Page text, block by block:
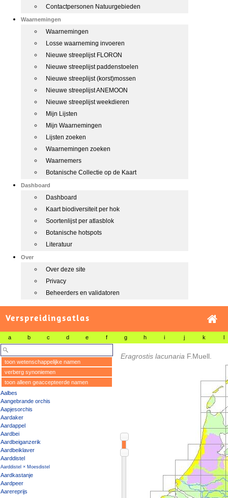
Contactpersonen Natuurgebieden
Waarnemingen
Waarnemingen
Losse waarneming invoeren
Nieuwe streeplijst FLORON
Nieuwe streeplijst paddenstoelen
Nieuwe streeplijst (korst)mossen
Nieuwe streeplijst ANEMOON
Nieuwe streeplijst weekdieren
Mijn Lijsten
Mijn Waarnemingen
Lijsten zoeken
Waarnemingen zoeken
Waarnemers
Botanische Collectie op de Kaart
Dashboard
Dashboard
Kaart biodiversiteit per hok
Soortenlijst per atlasblok
Botanische hotspots
Literatuur
Over
Over deze site
Privacy
Beheerders en validatoren
Verspreidingsatlas
a b c d e f g h i j k l
toon wetenschappelijke namen
verberg synoniemen
toon alleen geaccepteerde namen
Aalbes
Aangebrande orchis
Aapjesorchis
Aardaker
Aardappel
Aardbei
Aardbeiganzerik
Aardbeiklaver
Aarddistel
Aarddistel × Moesdistel
Aardkastanje
Aardpeer
Aarereprijs
Eragrostis lacunaria F.Muell.